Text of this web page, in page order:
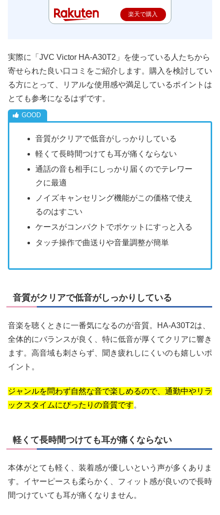
楽天で購入
実際に「JVC Victor HA-A30T2」を使っている人たちから
寄せられた良い口コミをご紹介します。購入を検討してい
る方にとって、リアルな使用感や満足しているポイントは
とても参考になるはずです。
音質がクリアで低音がしっかりしている
軽くて長時間つけても耳が痛くならない
通話の音も相手にしっかり届くのでテレワー
クに最適
ノイズキャンセリング機能がこの価格で使え
るのはすごい
ケースがコンパクトでポケットにすっと入る
タッチ操作で曲送りや音量調整が簡単
音質がクリアで低音がしっかりしている
音楽を聴くときに一番気になるのが音質。HA-A30T2は、
全体的にバランスが良く、特に低音が厚くてクリアに響き
ます。高音域も刺さらず、聞き疲れしにくいのも嬉しいポ
イント。
ジャンルを問わず自然な音で楽しめるので、通勤中やリラ
ックスタイムにぴったりの音質です。
軽くて長時間つけても耳が痛くならない
本体がとても軽く、装着感が優しいという声が多くありま
す。イヤーピースも柔らかく、フィット感が良いので長時
間つけていても耳が痛くなりません。